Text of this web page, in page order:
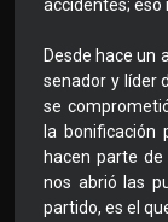
accidentes; eso
Desde hace un
senador y líder
se
la bonificación
hacen parte de
nos abrió las
partido, es el